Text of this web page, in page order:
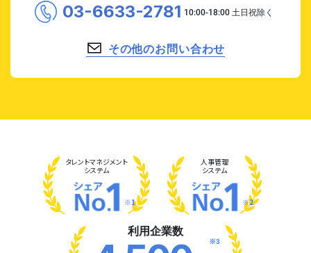
03-6633-2781
その他のお問い合わせ
タレントマネジメント
システム
※1
人事管理
システム
※2
利用企業数
※3